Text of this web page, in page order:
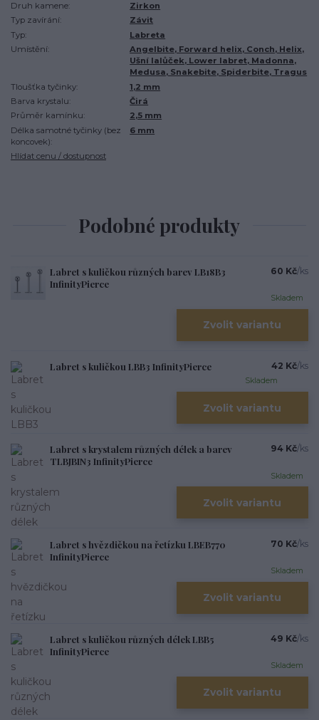
Druh kamene:
Zirkon
Typ zavírání:
Závit
Typ:
Labreta
Umístění:
Angelbite, Forward helix, Conch, Helix,
Ušní lalůček, Lower labret, Madonna,
Medusa, Snakebite, Spiderbite, Tragus
Tloušťka tyčinky:
1,2 mm
Barva krystalu:
Čirá
Průměr kamínku:
2,5 mm
Délka samotné tyčinky (bez
koncovek):
6 mm
Hlídat cenu / dostupnost
Podobné produkty
Labret s kuličkou různých barev LB18B3
InfinityPierce
60 Kč/ks
Skladem
Zvolit variantu
Labret s kuličkou LBB3 InfinityPierce 42 Kč/ks
Skladem
Zvolit variantu
Labret s krystalem různých délek a barev
TLBJBIN3 InfinityPierce
94 Kč/ks
Skladem
Zvolit variantu
Labret s hvězdičkou na řetízku LBEB770
InfinityPierce
70 Kč/ks
Skladem
Zvolit variantu
Labret s kuličkou různých délek LBB5
InfinityPierce
49 Kč/ks
Skladem
Zvolit variantu